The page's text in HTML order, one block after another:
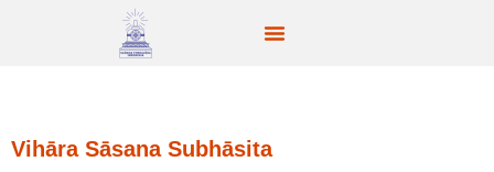
Vihāra Sāsana Subhāsita